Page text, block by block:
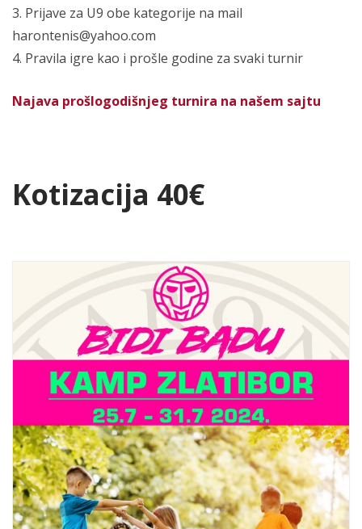
3. Prijave za U9 obe kategorije na mail
harontenis@yahoo.com
4. Pravila igre kao i prošle godine za svaki turnir
Najava prošlogodišnjeg turnira na našem sajtu
Kotizacija 40€